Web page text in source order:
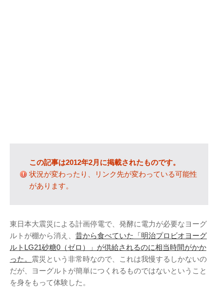
写真(6)
旅行(8)
グルメ(14)
マーケティング (29)
文房具(11)
(8)
街歩き(34)
この記事は2012年2月に掲載されたものです。
状況が変わったり、リンク先が変わっている可能性
があります。
東日本大震災による計画停電で、発酵に電力が必要なヨーグ
ルトが棚から消え、 昔から食べていた「明治プロビオヨーグ
ルトLG21砂糖0（ゼロ）」が供給されるのに相当時間がかか
った。 震災という非常時なので、これは我慢するしかないの
だが、ヨーグルトが簡単につくれるものではないということ
を身をもって体験した。